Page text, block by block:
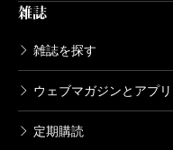
雑誌
雑誌を探す
ウェブマガジンとアプリ
定期購読